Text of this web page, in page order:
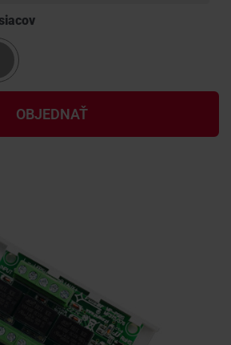
OBJEDNAŤ